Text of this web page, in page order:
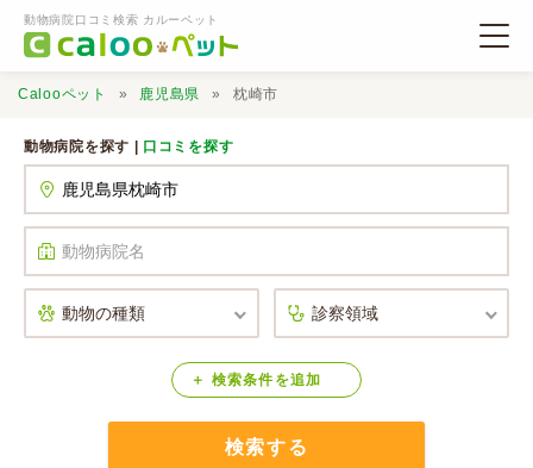
動物病院口コミ検索 カルーペット
口コミ検索
Calooペットとは？
Calooペット 鹿児島県 枕崎市
動物病院を探す | 口コミを探す
検索条件 を追加
検索する